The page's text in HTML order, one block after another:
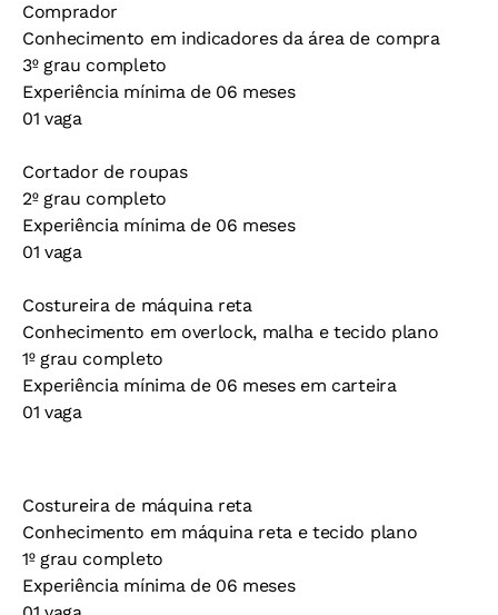
Comprador
Conhecimento em indicadores da área de compra
3º grau completo
Experiência mínima de 06 meses
01 vaga
Cortador de roupas
2º grau completo
Experiência mínima de 06 meses
01 vaga
Costureira de máquina reta
Conhecimento em overlock, malha e tecido plano
1º grau completo
Experiência mínima de 06 meses em carteira
01 vaga
Costureira de máquina reta
Conhecimento em máquina reta e tecido plano
1º grau completo
Experiência mínima de 06 meses